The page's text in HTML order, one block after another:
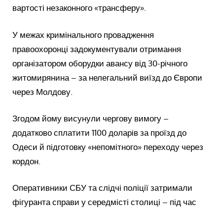
вартості незаконного «трансферу».
У межах кримінального провадження
правоохоронці задокументували отримання
організатором оборудки авансу від 30-річного
житомирянина – за нелегальний виїзд до Європи
через Молдову.
Згодом йому висунули чергову вимогу –
додатково сплатити 1100 доларів за проїзд до
Одеси й підготовку «непомітного» переходу через
кордон.
Оперативники СБУ та слідчі поліції затримали
фігуранта справи у середмісті столиці – під час